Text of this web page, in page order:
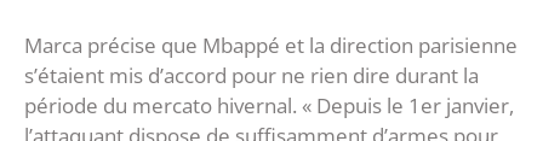
Marca précise que Mbappé et la direction parisienne
s’étaient mis d’accord pour ne rien dire durant la
période du mercato hivernal. « Depuis le 1er janvier,